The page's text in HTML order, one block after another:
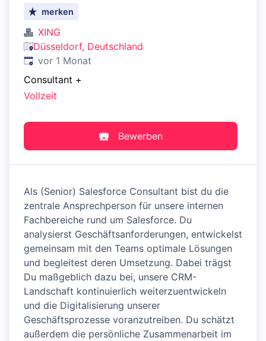
merken
XING
Düsseldorf, Deutschland
Veröffentlicht:
vor 1 Monat
Consultant +
Vollzeit
Bewerben
Als (Senior) Salesforce Consultant bist du die
zentrale Ansprechperson für unsere internen
Fachbereiche rund um Salesforce. Du
analysierst Geschäftsanforderungen, entwickelst
gemeinsam mit den Teams optimale Lösungen
und begleitest deren Umsetzung. Dabei trägst
Du maßgeblich dazu bei, unsere CRM-
Landschaft kontinuierlich weiterzuentwickeln
und die Digitalisierung unserer
Geschäftsprozesse voranzutreiben. Du schätzt
außerdem die persönliche Zusammenarbeit im